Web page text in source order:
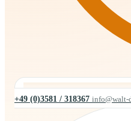
+49 (0)3581 / 318367 info@walt-